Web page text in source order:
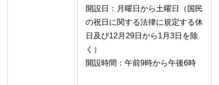
開設日：月曜日から土曜日（国民
の祝日に関する法律に規定する休
日及び12月29日から1月3日を除
く）
開設時間：午前9時から午後6時